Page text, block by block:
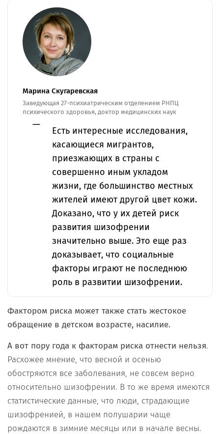
Марина Скугаревская
Заведующая 27-психиатрическим отделением РНПЦ
психического здоровья, доктор медицинских наук
Есть интересные исследования,
касающиеся мигрантов,
приезжающих в страны с
совершенно иным укладом
жизни, где большинство местных
жителей имеют другой цвет кожи.
Доказано, что у их детей риск
развития шизофрении
значительно выше. Это еще раз
доказывает, что социальные
факторы играют не последнюю
роль в развитии шизофрении.
Фактором риска может также стать жестокое
обращение в детском возрасте, насилие.
А вот пору года к факторам риска отнести нельзя.
Расхожее мнение, что весной и осенью
обостряются все заболевания, не совсем верно
относительно шизофрении. В то же время имеются
статистические данные, что люди, страдающие
шизофренией, в нашем полушарии чаще
рождаются в зимние месяцы или в начале весны.